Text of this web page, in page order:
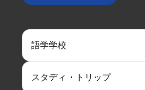
語学学校
スタディ・トリップ